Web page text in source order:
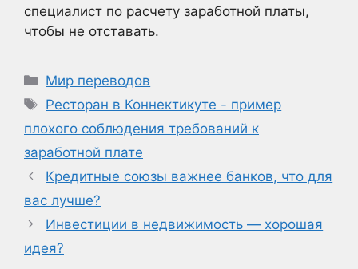
специалист по расчету заработной платы,
чтобы не отставать.
Рубрики
Мир переводов
Метки
Ресторан в Коннектикуте - пример
плохого соблюдения требований к
заработной плате
Кредитные союзы важнее банков, что для
вас лучше?
Инвестиции в недвижимость — хорошая
идея?